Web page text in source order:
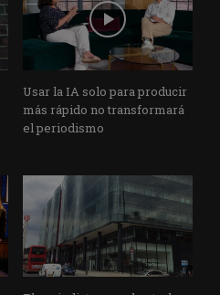
Usar la IA solo para producir
más rápido no transformará
el periodismo